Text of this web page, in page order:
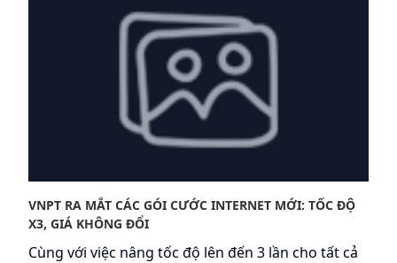
VNPT RA MẮT CÁC GÓI CƯỚC INTERNET MỚI: TỐC ĐỘ
X3, GIÁ KHÔNG ĐỔI
Cùng với việc nâng tốc độ lên đến 3 lần cho tất cả